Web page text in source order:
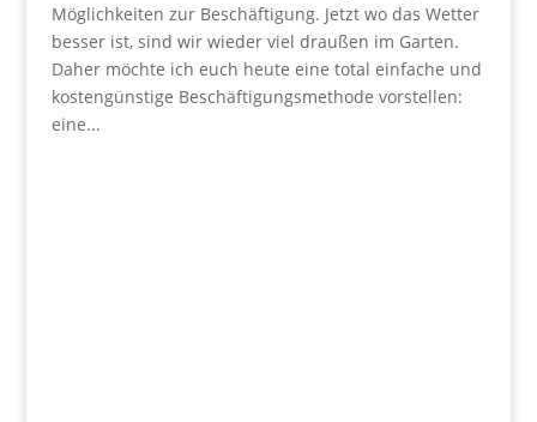
Möglichkeiten zur Beschäftigung. Jetzt wo das Wetter
besser ist, sind wir wieder viel draußen im Garten.
Daher möchte ich euch heute eine total einfache und
kostengünstige Beschäftigungsmethode vorstellen:
eine...